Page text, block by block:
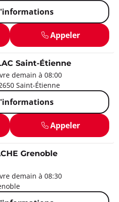
Appeler
Saint-Étienne
demain à 08:00
Saint-Étienne
Appeler
Grenoble
demain à 08:30